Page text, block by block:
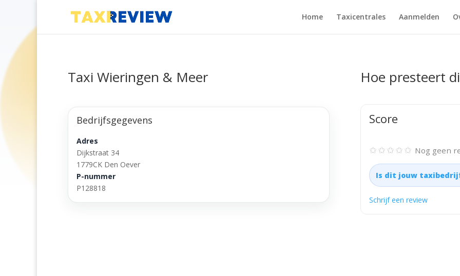
Home Taxicentrales Aanmelden
Taxi Wieringen & Meer
Bedrijfsgegevens
Adres
Dijkstraat 34
1779CK Den Oever
P-nummer
P128818
Hoe presteert
Score
✩✩✩✩✩ Nog geen
Is dit jouw
Schrijf een review